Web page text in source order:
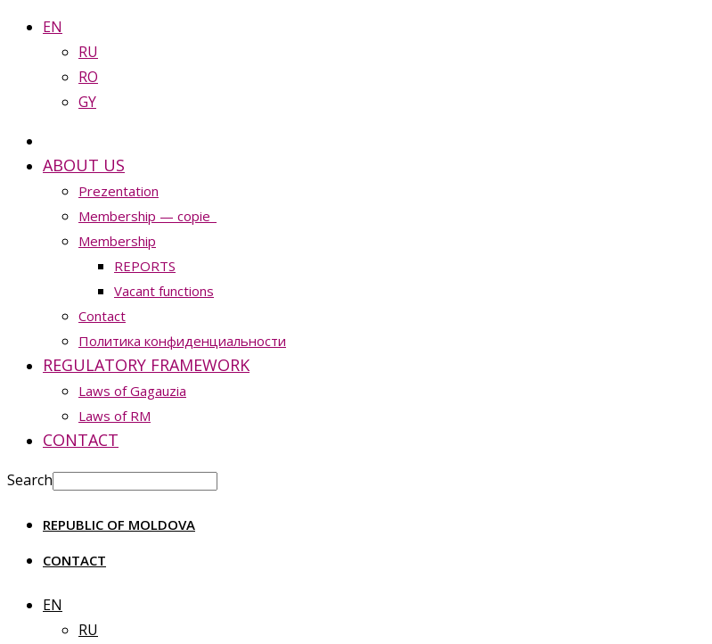
EN
RU
RO
GY
ABOUT US
Prezentation
Membership — copie_
Membership
REPORTS
Vacant functions
Contact
Политика конфиденциальности
REGULATORY FRAMEWORK
Laws of Gagauzia
Laws of RM
CONTACT
Search
REPUBLIC OF MOLDOVA
CONTACT
EN
RU